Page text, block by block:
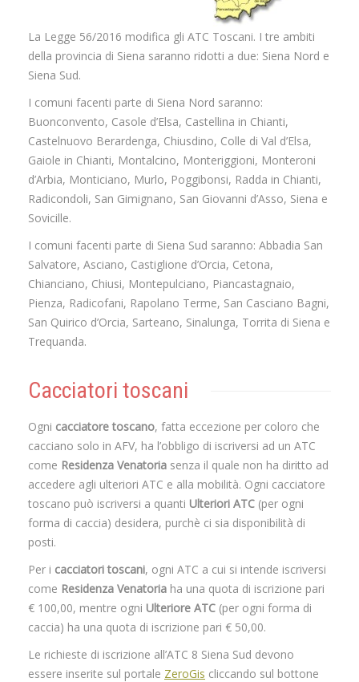
La Legge 56/2016 modifica gli ATC Toscani. I tre ambiti
della provincia di Siena saranno ridotti a due: Siena Nord e
Siena Sud.
I comuni facenti parte di Siena Nord saranno:
Buonconvento, Casole d’Elsa, Castellina in Chianti,
Castelnuovo Berardenga, Chiusdino, Colle di Val d’Elsa,
Gaiole in Chianti, Montalcino, Monteriggioni, Monteroni
d’Arbia, Monticiano, Murlo, Poggibonsi, Radda in Chianti,
Radicondoli, San Gimignano, San Giovanni d’Asso, Siena e
Sovicille.
I comuni facenti parte di Siena Sud saranno: Abbadia San
Salvatore, Asciano, Castiglione d’Orcia, Cetona,
Chianciano, Chiusi, Montepulciano, Piancastagnaio,
Pienza, Radicofani, Rapolano Terme, San Casciano Bagni,
San Quirico d’Orcia, Sarteano, Sinalunga, Torrita di Siena e
Trequanda.
Cacciatori toscani
Ogni cacciatore toscano, fatta eccezione per coloro che
cacciano solo in AFV, ha l’obbligo di iscriversi ad un ATC
come Residenza Venatoria senza il quale non ha diritto ad
accedere agli ulteriori ATC e alla mobilità. Ogni cacciatore
toscano può iscriversi a quanti Ulteriori ATC (per ogni
forma di caccia) desidera, purchè ci sia disponibilità di
posti.
Per i cacciatori toscani, ogni ATC a cui si intende iscriversi
come Residenza Venatoria ha una quota di iscrizione pari
€ 100,00, mentre ogni Ulteriore ATC (per ogni forma di
caccia) ha una quota di iscrizione pari € 50,00.
Le richieste di iscrizione all’ATC 8 Siena Sud devono
essere inserite sul portale ZeroGis cliccando sul bottone